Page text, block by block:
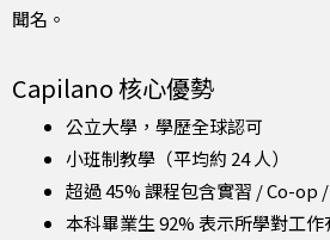
聞名。
Capilano 核心優勢
公立大學，學歷全球認可
小班制教學（平均約 24 人）
超過 45% 課程包含實習 / Co-op
本科畢業生 92% 表示所學對工作